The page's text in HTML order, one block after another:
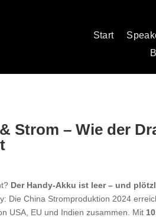
Start
Strom – Wie der
Der Handy-Akku ist leer – und
Die China Stromproduktion 2024
USA, EU und Indien zusammen. Mit